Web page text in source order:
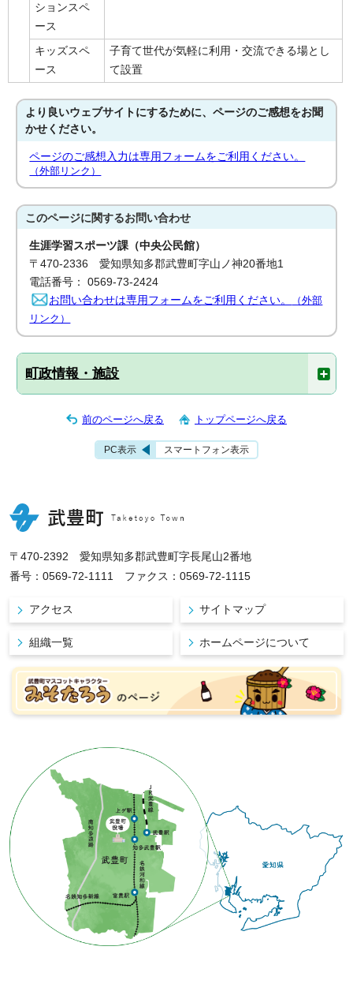
ションスペ
ース
キッズスペ
ース
子育て世代が気軽に利用・交流できる場とし
て設置
より良いウェブサイトにするために、ページのご感想をお聞
かせください。
ページのご感想入力は専用フォームをご利用ください。
（外部リンク）
このページに関するお問い合わせ
生涯学習スポーツ課（中央公民館）
〒470-2336 愛知県知多郡武豊町字山ノ神20番地1
電話番号： 0569-73-2424
お問い合わせは専用フォームをご利用ください。
（外部
リンク）
町政情報・施設
前のページへ戻る トップページへ戻る
PC表示 スマートフォン表示
〒470-2392 愛知県知多郡武豊町字長尾山2番地
番号：0569-72-1111 ファクス：0569-72-1115
アクセス サイトマップ
組織一覧 ホームページについて